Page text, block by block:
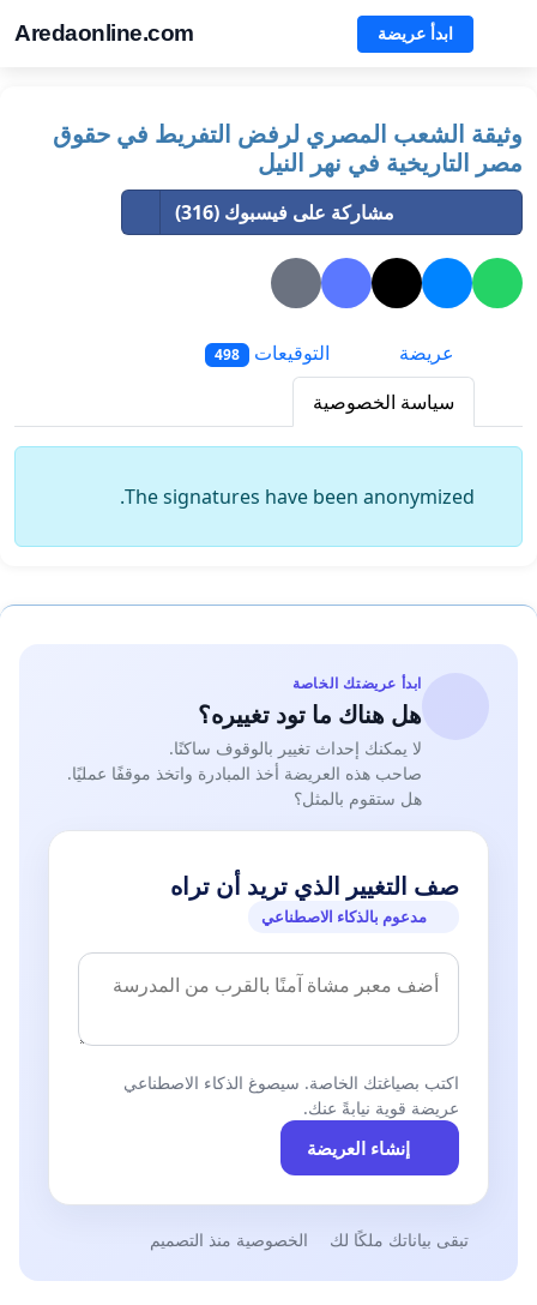
Aredaonline.com ابدأ عريضة
وثيقة الشعب المصري لرفض التفريط في حقوق
مصر التاريخية في نهر النيل
مشاركة على فيسبوك (316)
عريضة التوقيعات 498
سياسة الخصوصية
The signatures have been anonymized.
ابدأ عريضتك الخاصة
هل هناك ما تود تغييره؟
لا يمكنك إحداث تغيير بالوقوف ساكنًا.
صاحب هذه العريضة أخذ المبادرة واتخذ موقفًا عمليًا.
هل ستقوم بالمثل؟
صف التغيير الذي تريد أن تراه
مدعوم بالذكاء الاصطناعي
اكتب بصياغتك الخاصة. سيصوغ الذكاء الاصطناعي
عريضة قوية نيابةً عنك.
إنشاء العريضة
تبقى بياناتك ملكًا لك الخصوصية منذ التصميم